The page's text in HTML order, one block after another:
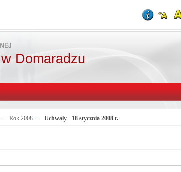
Domaradzu
Rok 2008 Uchwały - 18 stycznia 2008 r.